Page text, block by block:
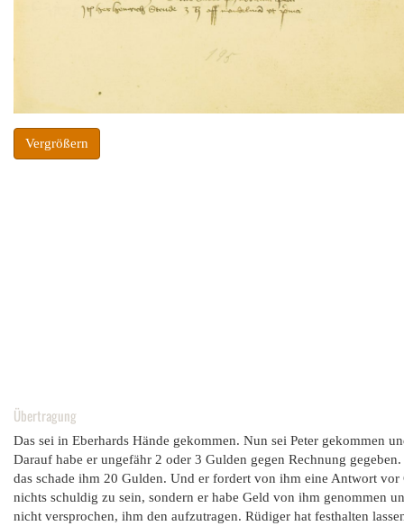
Vergrößern
Übertragung
Das sei in Eberhards Hände gekommen. Nun sei Peter gekommen
Darauf habe er ungefähr 2 oder 3 Gulden gegen Rechnung
das schade ihm 20 Gulden. Und er fordert von ihm eine Antwort
nichts schuldig zu sein, sondern er habe Geld von ihm genommen
nicht versprochen, ihm den aufzutragen. Rüdiger hat festhalten